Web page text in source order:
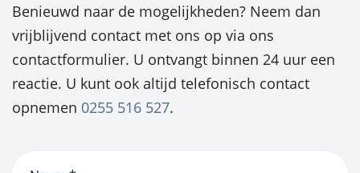
Benieuwd naar de mogelijkheden? Neem dan
vrijblijvend contact met ons op via ons
contactformulier. U ontvangt binnen 24 uur een
reactie. U kunt ook altijd telefonisch contact
opnemen 0255 516 527.